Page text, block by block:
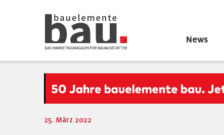
News
25. März 2022